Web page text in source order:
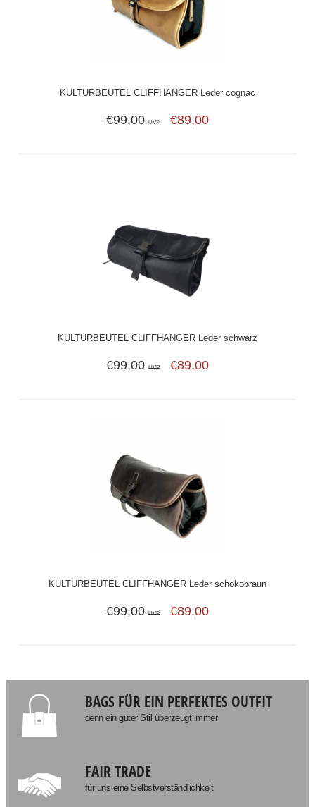
KULTURBEUTEL CLIFFHANGER Leder cognac
€99,00 UVP €89,00
KULTURBEUTEL CLIFFHANGER Leder schwarz
€99,00 UVP €89,00
KULTURBEUTEL CLIFFHANGER Leder schokobraun
€99,00 UVP €89,00
BAGS FÜR EIN PERFEKTES OUTFIT
denn ein guter Stil überzeugt immer
FAIR TRADE
für uns eine Selbstverständlichkeit